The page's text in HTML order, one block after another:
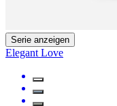
Serie anzeigen
Elegant Love